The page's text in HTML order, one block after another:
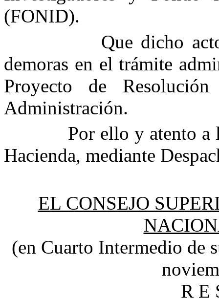
(FONID).
Que dicho
demoras en el trámite
Proyecto de
Administración.
Por ello y atento a
Hacienda, mediante
EL CONSEJO
(en Cuarto Intermedio de
R E